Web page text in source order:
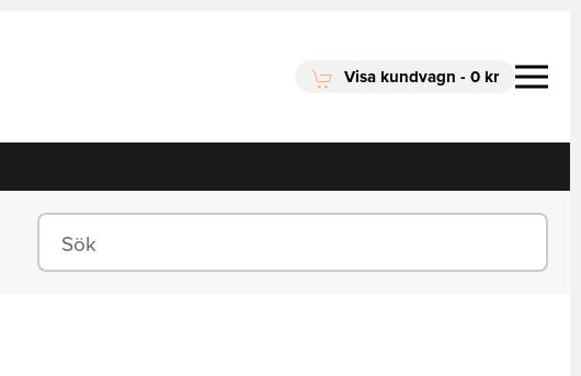
Visa kundvagn - 0 kr